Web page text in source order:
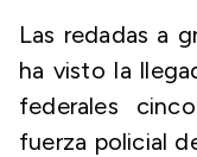
Las redadas a
ha visto la
federales
fuerza policial